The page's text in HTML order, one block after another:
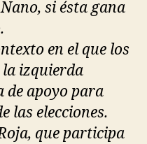
si ésta gana
en el que los
izquierda
de apoyo para
las elecciones.
que participa